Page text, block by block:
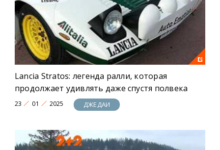
Lancia Stratos: легенда ралли, которая
продолжает удивлять даже спустя полвека
23 01 2025 ДЖЕДАИ